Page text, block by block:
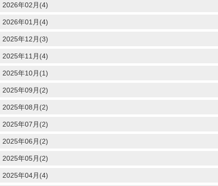
2026年02月(4)
2026年01月(4)
2025年12月(3)
2025年11月(4)
2025年10月(1)
2025年09月(2)
2025年08月(2)
2025年07月(2)
2025年06月(2)
2025年05月(2)
2025年04月(4)